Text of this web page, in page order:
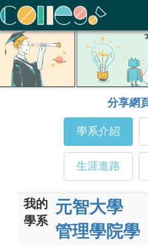
ColleGo! 大學選才與高中育才輔助系
分享網
學系介紹
生涯進路
我的
學系
元智大學
管理學院學